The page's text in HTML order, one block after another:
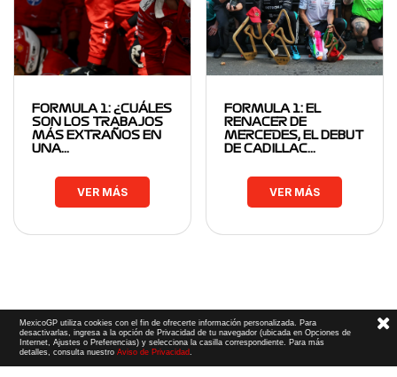
FORMULA 1: ¿CUÁLES
SON LOS TRABAJOS
MÁS EXTRAÑOS EN
UNA…
VER MÁS
FORMULA 1: EL
RENACER DE
MERCEDES, EL DEBUT
DE CADILLAC…
VER MÁS
MexicoGP utiliza cookies con el fin de ofrecerte información personalizada. Para
desactivarlas, ingresa a la opción de Privacidad de tu navegador (ubicada en Opciones de
Internet, Ajustes o Preferencias) y selecciona la casilla correspondiente. Para más
detalles, consulta nuestroAviso de Privacidad.